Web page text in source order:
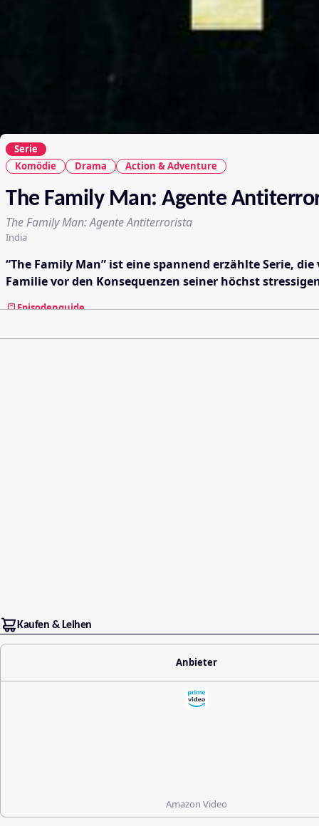
Serie
Komödie
Drama Action & Adventure
The Family Man: Agente
The Family Man: Agente Antiterrorista
India
“The Family Man” ist eine spannend erzählte Serie,
Familie vor den Konsequenzen seiner höchst
Episodenguide
Kaufen & Leihen
Anbieter
Amazon Video